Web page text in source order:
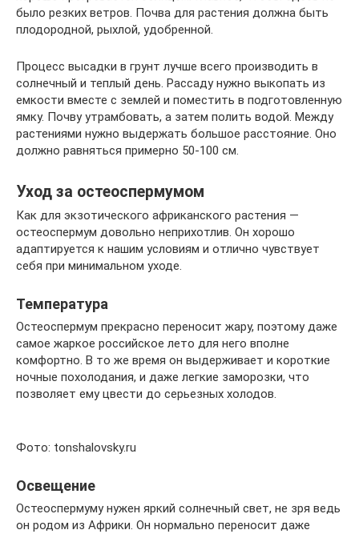
было резких ветров. Почва для растения должна быть
плодородной, рыхлой, удобренной.
Процесс высадки в грунт лучше всего производить в
солнечный и теплый день. Рассаду нужно выкопать из
емкости вместе с землей и поместить в подготовленную
ямку. Почву утрамбовать, а затем полить водой. Между
растениями нужно выдержать большое расстояние. Оно
должно равняться примерно 50-100 см.
Уход за остеоспермумом
Как для экзотического африканского растения —
остеоспермум довольно неприхотлив. Он хорошо
адаптируется к нашим условиям и отлично чувствует
себя при минимальном уходе.
Температура
Остеоспермум прекрасно переносит жару, поэтому даже
самое жаркое российское лето для него вполне
комфортно. В то же время он выдерживает и короткие
ночные похолодания, и даже легкие заморозки, что
позволяет ему цвести до серьезных холодов.
Фото: tonshalovsky.ru
Освещение
Остеоспермуму нужен яркий солнечный свет, не зря ведь
он родом из Африки. Он нормально переносит даже